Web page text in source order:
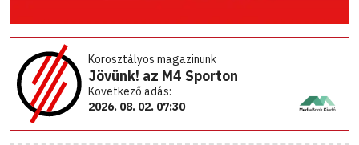
Korosztályos magazinunk
Jövünk! az M4 Sporton
Következő adás:
2026. 08. 02. 07:30